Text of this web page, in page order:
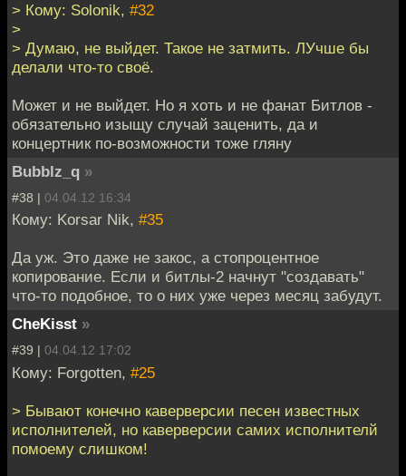
> Кому: Solonik, #32
>
> Думаю, не выйдет. Такое не затмить. ЛУчше бы
делали что-то своё.
Может и не выйдет. Но я хоть и не фанат Битлов -
обязательно изыщу случай заценить, да и
концертник по-возможности тоже гляну
Bubblz_q »
#38 | 04.04.12 16:34
Кому: Korsar Nik, #35
Да уж. Это даже не закос, а стопроцентное
копирование. Если и битлы-2 начнут "создавать"
что-то подобное, то о них уже через месяц забудут.
CheKisst »
#39 | 04.04.12 17:02
Кому: Forgotten, #25
> Бывают конечно каверверсии песен известных
исполнителей, но каверверсии самих исполнителй
помоему слишком!